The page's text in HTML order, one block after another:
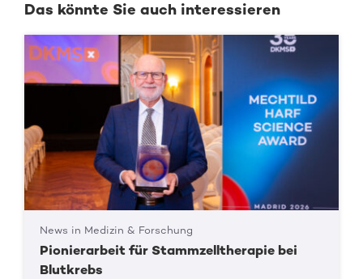
Das könnte Sie auch interessieren
News in Medizin & Forschung
Pionierarbeit für Stammzelltherapie bei
Blutkrebs